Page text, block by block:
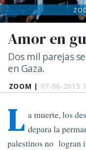
ZOOM | 07-06-2015
Amor en
Dos mil parejas
en Gaza.
L a muerte, los
depara la
palestinos no logran